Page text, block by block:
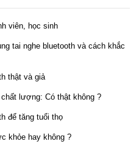
viên, học sinh
tai nghe bluetooth và cách khắc
thật và giả
lượng: Có thật không ?
để tăng tuổi thọ
khỏe hay không ?